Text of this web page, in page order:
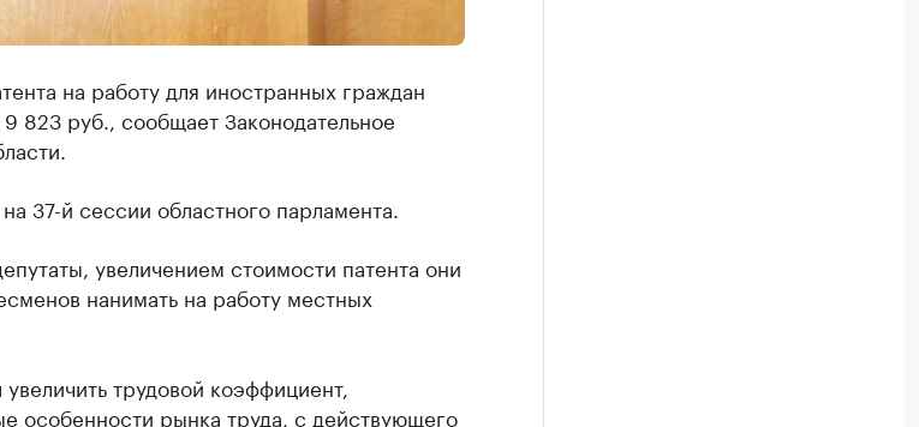
на работу для иностранных граждан
823 руб., сообщает Законодательное
37-й сессии областного парламента.
увеличением стоимости патента они
нанимать на работу местных
трудовой коэффициент,
особенности рынка труда, с действующего